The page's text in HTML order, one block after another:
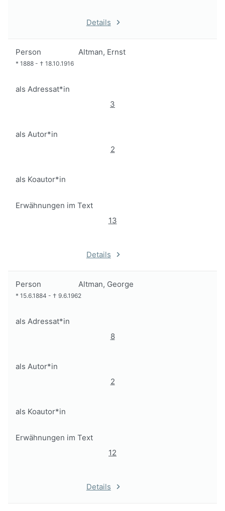
Details
Person Altman, Ernst
* 1888 - † 18.10.1916
als Adressat*in
3
als Autor*in
2
als Koautor*in
Erwähnungen im Text
13
Details
Person Altman, George
* 15.6.1884 - † 9.6.1962
als Adressat*in
8
als Autor*in
2
als Koautor*in
Erwähnungen im Text
12
Details